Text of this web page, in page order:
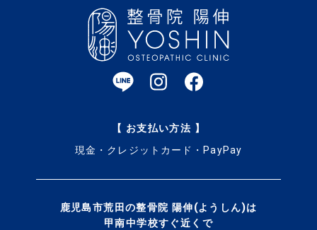
【 お支払い方法 】
現金・クレジットカード・PayPay
鹿児島市荒田の整骨院 陽伸(ようしん)は
甲南中学校すぐ近くで